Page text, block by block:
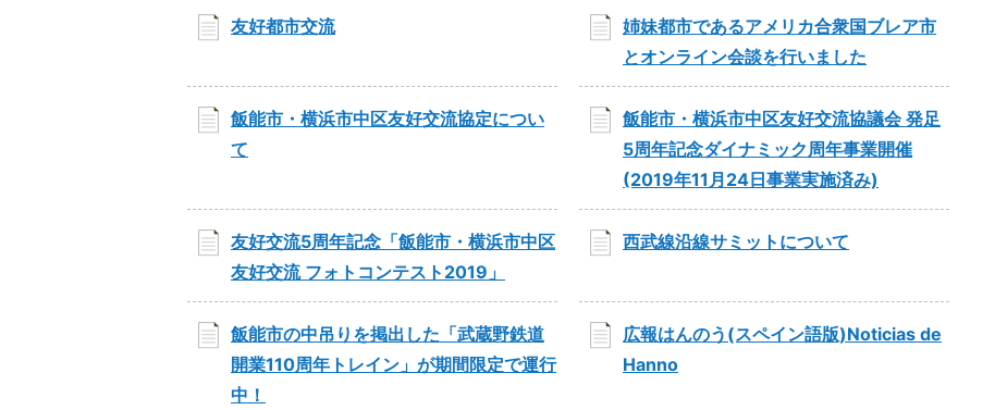
友好都市交流
姉妹都市であるアメリカ合衆国ブレア市
とオンライン会談を行いました
飯能市・横浜市中区友好交流協定につい
て
飯能市・横浜市中区友好交流協議会 発足
5周年記念ダイナミック周年事業開催
(2019年11月24日事業実施済み)
友好交流5周年記念「飯能市・横浜市中区
友好交流 フォトコンテスト2019」
西武線沿線サミットについて
飯能市の中吊りを掲出した「武蔵野鉄道
開業110周年トレイン」が期間限定で運行
中！
広報はんのう(スペイン語版)Noticias de
Hanno